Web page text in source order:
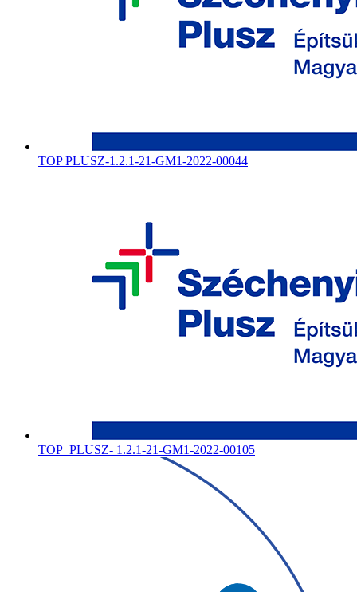
TOP PLUSZ-1.2.1-21-GM1-2022-00044
TOP_PLUSZ- 1.2.1-21-GM1-2022-00105